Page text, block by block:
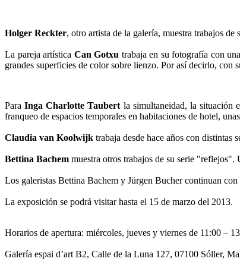
Holger Reckter, otro artista de la galería, muestra trabajos
La pareja artística Can Gotxu trabaja en su fotografía con
grandes superficies de color sobre lienzo. Por así decirlo, con
ParaInga Charlotte Taubert la simultaneidad, la situación
franqueo de espacios temporales en habitaciones de hotel,
Claudia van Koolwijk trabaja desde hace años con distintas
Bettina Bachem muestra otros trabajos de su serie
Los galeristas Bettina Bachem y Jürgen Bucher continuan
La exposición se podrá visitar hasta el 15 de marzo del 2013.
Horarios de apertura: miércoles, jueves y viernes de 11:00 –
Galería espai d’art B2, Calle de la Luna 127, 07100 Sóller,